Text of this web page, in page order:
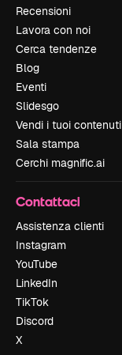
Recensioni
Lavora con noi
Cerca tendenze
Blog
Eventi
Slidesgo
Vendi i tuoi contenuti
Sala stampa
Cerchi magnific.ai
Contattaci
Assistenza clienti
Instagram
YouTube
LinkedIn
TikTok
Discord
X